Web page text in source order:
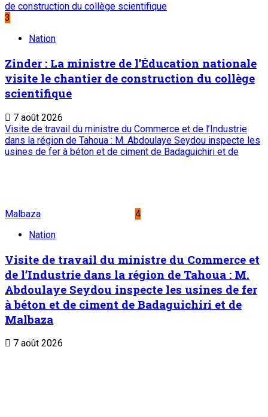
de construction du collège scientifique
3
Nation
Zinder : La ministre de l’Éducation nationale
visite le chantier de construction du collège
scientifique
7 août 2026
Visite de travail du ministre du Commerce et de l’Industrie
dans la région de Tahoua : M. Abdoulaye Seydou inspecte les
usines de fer à béton et de ciment de Badaguichiri et de
Malbaza
4
Nation
Visite de travail du ministre du Commerce et
de l’Industrie dans la région de Tahoua : M.
Abdoulaye Seydou inspecte les usines de fer
à béton et de ciment de Badaguichiri et de
Malbaza
7 août 2026